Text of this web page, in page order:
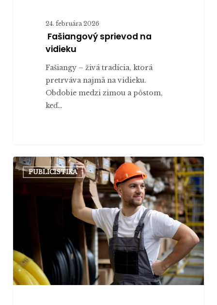
24. februára 2026
Fašiangový sprievod na
vidieku
Fašiangy – živá tradícia, ktorá
pretrváva najmä na vidieku.
Obdobie medzi zimou a pôstom,
keď…
Počet
cudzincov
ťahúňmi
sú
Ukrajinci
PUBLICISTIKA